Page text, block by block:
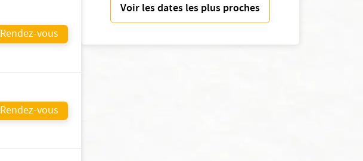
Voir les dates les plus proches
Rendez-vous
Rendez-vous